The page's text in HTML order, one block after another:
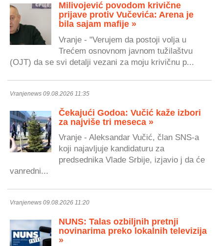
Milivojević povodom krivične
prijave protiv Vučevića: Arena je
bila sajam mafije »
Vranje - "Verujem da postoji volja u
Trećem osnovnom javnom tužilaštvu
(OJT) da se svi detalji vezani za moju krivičnu p...
Vranjenews 09.08.2026 11:35
Čekajući Godoa: Vučić kaže izbori
za najviše tri meseca »
Vranje - Aleksandar Vučić, član SNS-a
koji najavljuje kandidaturu za
predsednika Vlade Srbije, izjavio j da će
vanredni...
Vranjenews 09.08.2026 11:20
NUNS: Talas ozbiljnih pretnji
novinarima preko lokalnih televizija
»